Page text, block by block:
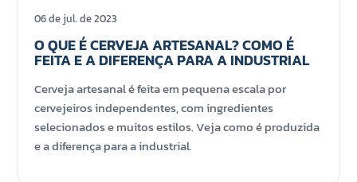
06 de jul. de 2023
O QUE É CERVEJA ARTESANAL? COMO É
FEITA E A DIFERENÇA PARA A INDUSTRIAL
Cerveja artesanal é feita em pequena escala por
cervejeiros independentes, com ingredientes
selecionados e muitos estilos. Veja como é produzida
e a diferença para a industrial.